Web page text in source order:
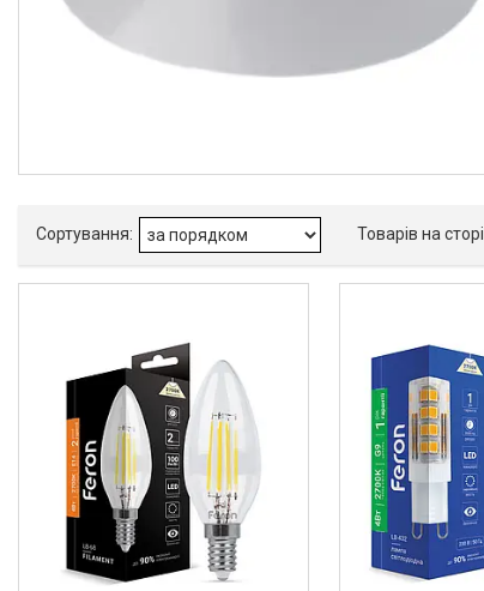
Гінекологічне обладнання
Негатоскопи
Медичні товари